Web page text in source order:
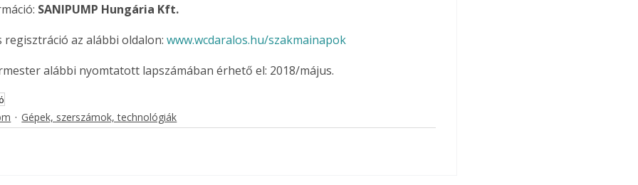
SANIPUMP Hungária Kft.
regisztráció az alábbi oldalon: www.wcdaralos.hu/szakmainapok
alábbi nyomtatott lapszámában érhető el: 2018/május.
Gépek, szerszámok, technológiák